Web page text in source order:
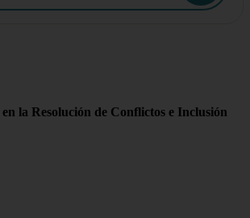
la Resolución de Conflictos e Inclusión